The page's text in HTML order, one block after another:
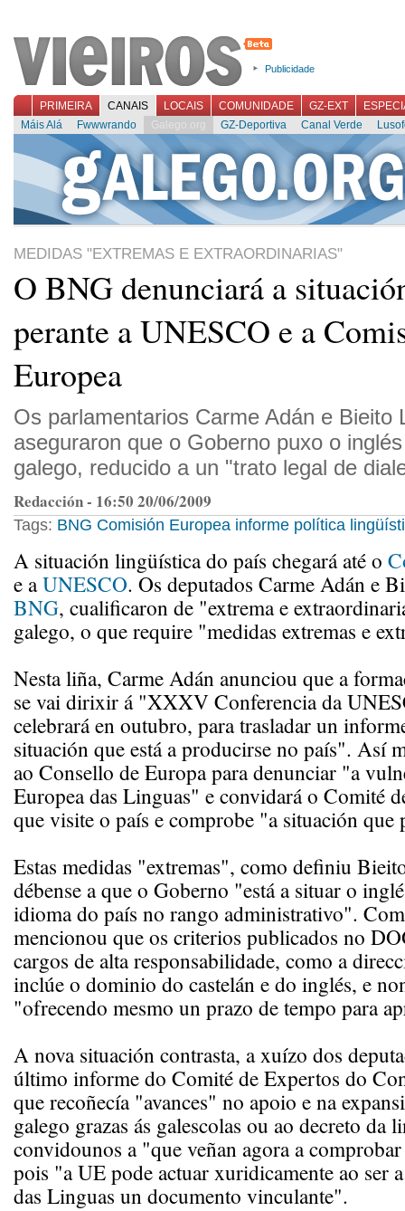
Publicidade
PRIMEIRA CANAIS LOCAIS COMUNIDADE GZ-EXT
Máis Alá
Fwwwrando Galego.org GZ-Deportiva Canal Verde
MEDIDAS "EXTREMAS E EXTRAORDINARIAS"
O BNG denunciará a
perante a UNESCO e a
Europea
Os parlamentarios Carme Adán e Bieito
aseguraron que o Goberno puxo o
galego, reducido a un "trato legal de
Redacción - 16:50 20/06/2009
Tags: BNG Comisión Europea informe política
A situación lingüística do país chegará até o
e aUNESCO. Os deputados Carme Adán e
BNG, cualificaron de "extrema e
galego, o que require "medidas extremas e
Nesta liña, Carme Adán anunciou que a
se vai dirixir á "XXXV Conferencia da
celebrará en outubro, para trasladar un
situación que está a producirse no país". Así
ao Consello de Europa para denunciar "a
Europea das Linguas" e convidará o Comité
que visite o país e comprobe "a situación que
Estas medidas "extremas", como definiu
débense a que o Goberno "está a situar o
idioma do país no rango administrativo".
mencionou que os criterios publicados no
cargos de alta responsabilidade, como a
inclúe o dominio do castelán e do inglés, e
"ofrecendo mesmo un prazo de tempo para
A nova situación contrasta, a xuízo dos
último informe do Comité de Expertos do
que recoñecía "avances" no apoio e na
galego grazas ás galescolas ou ao decreto da
convidounos a "que veñan agora a
pois "a UE pode actuar xuridicamente ao ser
das Linguas un documento vinculante".